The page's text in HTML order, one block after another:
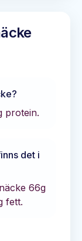
?
protein.
det i
66g
fett.